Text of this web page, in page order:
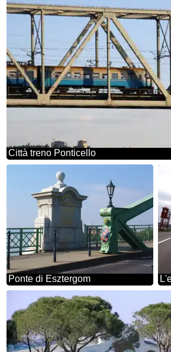
Città treno Ponticello
Ponte di Esztergom